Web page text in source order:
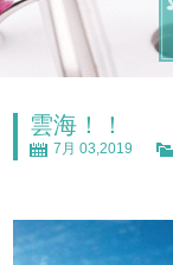
雲海！！
7月 03,2019